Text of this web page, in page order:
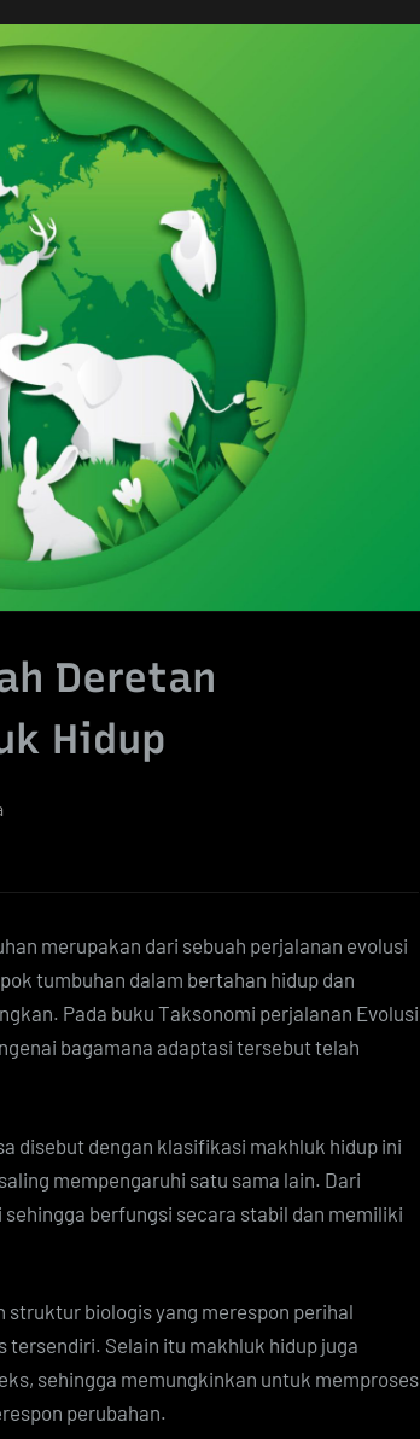
Deretan
Hidup
merupakan dari sebuah perjalanan evolusi
tumbuhan dalam bertahan hidup dan
Pada buku Taksonomi perjalanan Evolusi
bagamana adaptasi tersebut telah
disebut dengan klasifikasi makhluk hidup ini
mempengaruhi satu sama lain. Dari
berfungsi secara stabil dan memiliki
struktur biologis yang merespon perihal
Selain itu makhluk hidup juga
sehingga memungkinkan untuk memproses
perubahan.